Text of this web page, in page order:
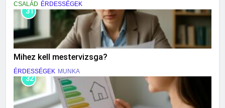
CSALÁD ÉRDESSÉGEK
31
Mihez kell mestervizsga?
ÉRDESSÉGEK MUNKA
32